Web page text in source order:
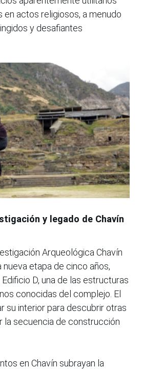
en actos religiosos, a menudo
y desafiantes
y legado de Chavín
Arqueológica Chavín
nueva etapa de cinco años,
D, una de las estructuras
conocidas del complejo. El
su interior para descubrir otras
la secuencia de construcción
en Chavín subrayan la